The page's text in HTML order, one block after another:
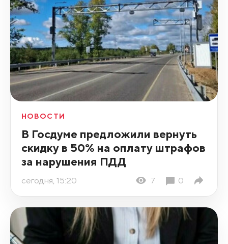
НОВОСТИ
В Госдуме предложили вернуть
скидку в 50% на оплату штрафов
за нарушения ПДД
сегодня, 15:20 7 0